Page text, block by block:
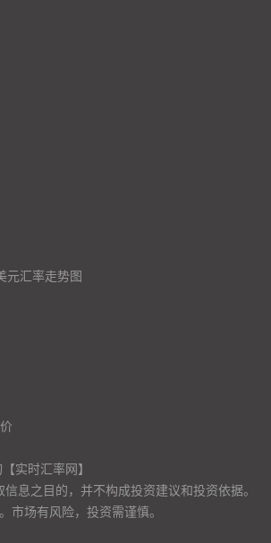
元汇率走势图
实时汇率网】
息之目的，并不构成投资建议和投资依据。
场有风险，投资需谨慎。